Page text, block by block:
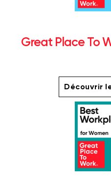
Great Place To
Découvrir